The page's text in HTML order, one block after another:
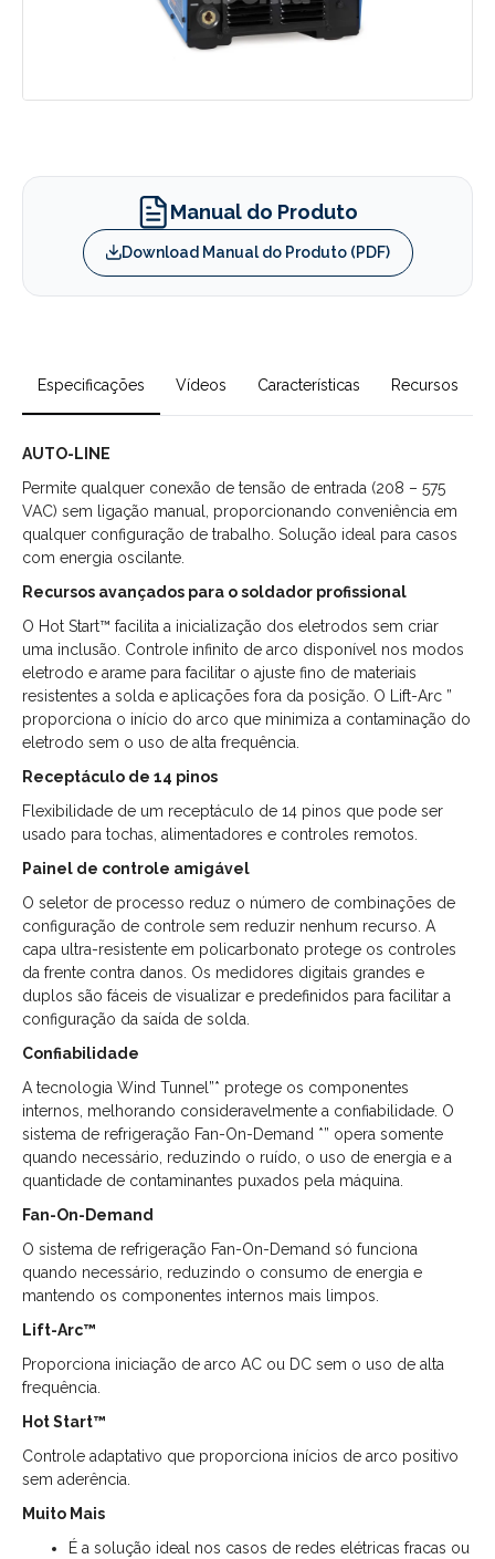
Manual do Produto
Download Manual do Produto (PDF)
Especificações Vídeos Características Recursos
AUTO-LINE
Permite qualquer conexão de tensão de entrada (208 – 575
VAC) sem ligação manual, proporcionando conveniência em
qualquer configuração de trabalho. Solução ideal para casos
com energia oscilante.
Recursos avançados para o soldador profissional
O Hot Start™ facilita a inicialização dos eletrodos sem criar
uma inclusão. Controle infinito de arco disponível nos modos
eletrodo e arame para facilitar o ajuste fino de materiais
resistentes a solda e aplicações fora da posição. O Lift-Arc ”
proporciona o início do arco que minimiza a contaminação do
eletrodo sem o uso de alta frequência.
Receptáculo de 14 pinos
Flexibilidade de um receptáculo de 14 pinos que pode ser
usado para tochas, alimentadores e controles remotos.
Painel de controle amigável
O seletor de processo reduz o número de combinações de
configuração de controle sem reduzir nenhum recurso. A
capa ultra-resistente em policarbonato protege os controles
da frente contra danos. Os medidores digitais grandes e
duplos são fáceis de visualizar e predefinidos para facilitar a
configuração da saída de solda.
Confiabilidade
A tecnologia Wind Tunnel”* protege os componentes
internos, melhorando consideravelmente a confiabilidade. O
sistema de refrigeração Fan-On-Demand *” opera somente
quando necessário, reduzindo o ruído, o uso de energia e a
quantidade de contaminantes puxados pela máquina.
Fan-On-Demand
O sistema de refrigeração Fan-On-Demand só funciona
quando necessário, reduzindo o consumo de energia e
mantendo os componentes internos mais limpos.
Lift-Arc™
Proporciona iniciação de arco AC ou DC sem o uso de alta
frequência.
Hot Start™
Controle adaptativo que proporciona inícios de arco positivo
sem aderência.
Muito Mais
É a solução ideal nos casos de redes elétricas fracas ou